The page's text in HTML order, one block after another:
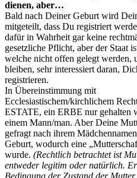
dienen, aber…
Bald nach Deiner Geburt wird
mitgeteilt, dass Du registriert
dafür in Wahrheit gar keine
gesetzliche Pflicht, aber der Staat
welche nicht offen gelegt werden,
bleiben, sehr interessiert daran,
registrieren.
In Übereinstimmung mit
Ecclesiastischem/kirchlichem
ESTATE, ein ERBE nur gehalten
einem Mann/man. Aber Deine
gefragt nach ihrem
Geburt, wodurch eine
wurde. (Rechtlich betrachtet ist
entweder legitim oder natürlich.
Bedingung der Zustand der